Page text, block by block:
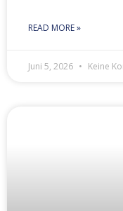
READ MORE »
Juni 5, 2026 Keine